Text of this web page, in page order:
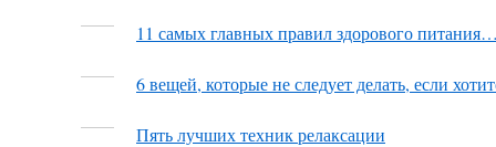
11 самых главных правил здорового
6 вещей, которые не следует делать, если
Пять лучших техник релаксации